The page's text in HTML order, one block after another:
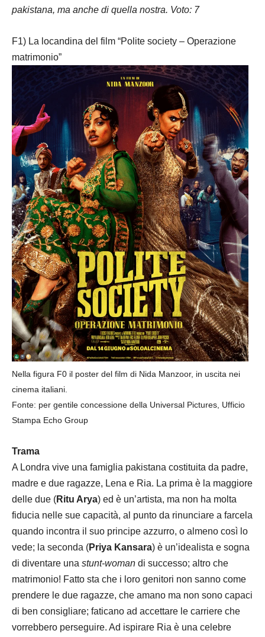
pakistana, ma anche di quella nostra. Voto: 7
F1) La locandina del film “Polite society – Operazione
matrimonio”
Nella figura F0 il poster del film di Nida Manzoor, in uscita nei
cinema italiani.
Fonte: per gentile concessione della Universal Pictures, Ufficio
Stampa Echo Group
Trama
A Londra vive una famiglia pakistana costituita da padre,
madre e due ragazze, Lena e Ria. La prima è la maggiore
delle due (Ritu Arya) ed è un’artista, ma non ha molta
fiducia nelle sue capacità, al punto da rinunciare a farcela
quando incontra il suo principe azzurro, o almeno così lo
vede; la seconda (Priya Kansara) è un’idealista e sogna
di diventare una stunt-woman di successo; altro che
matrimonio! Fatto sta che i loro genitori non sanno come
prendere le due ragazze, che amano ma non sono capaci
di ben consigliare; faticano ad accettare le carriere che
vorrebbero perseguire. Ad ispirare Ria è una celebre